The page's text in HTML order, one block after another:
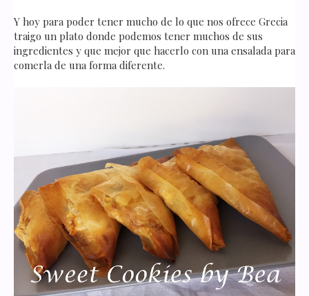
Y hoy para poder tener mucho de lo que nos ofrece Grecia
traigo un plato donde podemos tener muchos de sus
ingredientes y que mejor que hacerlo con una ensalada para
comerla de una forma diferente.